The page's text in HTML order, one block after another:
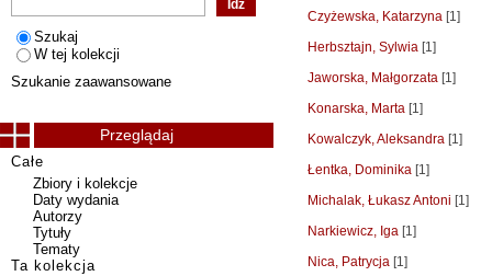
Czyżewska, Katarzyna [1]
Herbsztajn, Sylwia [1]
Jaworska, Małgorzata [1]
Konarska, Marta [1]
Kowalczyk, Aleksandra [1]
Łentka, Dominika [1]
Michalak, Łukasz Antoni [1]
Narkiewicz, Iga [1]
Nica, Patrycja [1]
Szukaj
W tej kolekcji
Szukanie zaawansowane
Przeglądaj
Całe
Zbiory i kolekcje
Daty wydania
Autorzy
Tytuły
Tematy
Ta kolekcja